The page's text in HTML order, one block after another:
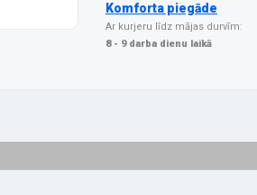
Komforta piegāde
Ar kurjeru līdz mājas durvīm:
8 - 9 darba dienu laikā